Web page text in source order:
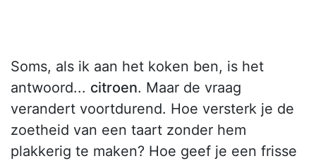
Soms, als ik aan het koken ben, is het
antwoord... citroen. Maar de vraag
verandert voortdurend. Hoe versterk je de
zoetheid van een taart zonder hem
plakkerig te maken? Hoe geef je een frisse